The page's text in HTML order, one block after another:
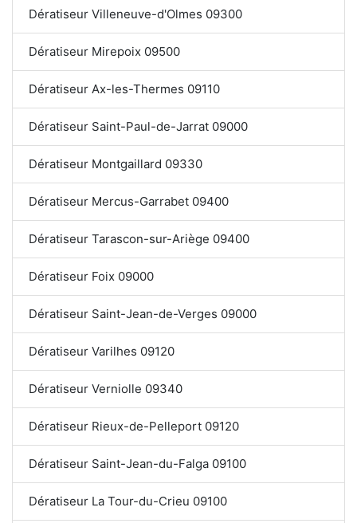
Dératiseur Villeneuve-d'Olmes 09300
Dératiseur Mirepoix 09500
Dératiseur Ax-les-Thermes 09110
Dératiseur Saint-Paul-de-Jarrat 09000
Dératiseur Montgaillard 09330
Dératiseur Mercus-Garrabet 09400
Dératiseur Tarascon-sur-Ariège 09400
Dératiseur Foix 09000
Dératiseur Saint-Jean-de-Verges 09000
Dératiseur Varilhes 09120
Dératiseur Verniolle 09340
Dératiseur Rieux-de-Pelleport 09120
Dératiseur Saint-Jean-du-Falga 09100
Dératiseur La Tour-du-Crieu 09100